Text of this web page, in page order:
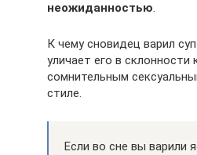
неожиданностью.
К чему сновидец варил
уличает его в
сомнительным
стиле.
Если во сне вы варили